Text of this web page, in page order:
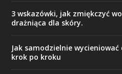
3 wskazówki, jak zmiękczyć
drażniąca dla skóry.
Jak samodzielnie wycieniować
krok po kroku